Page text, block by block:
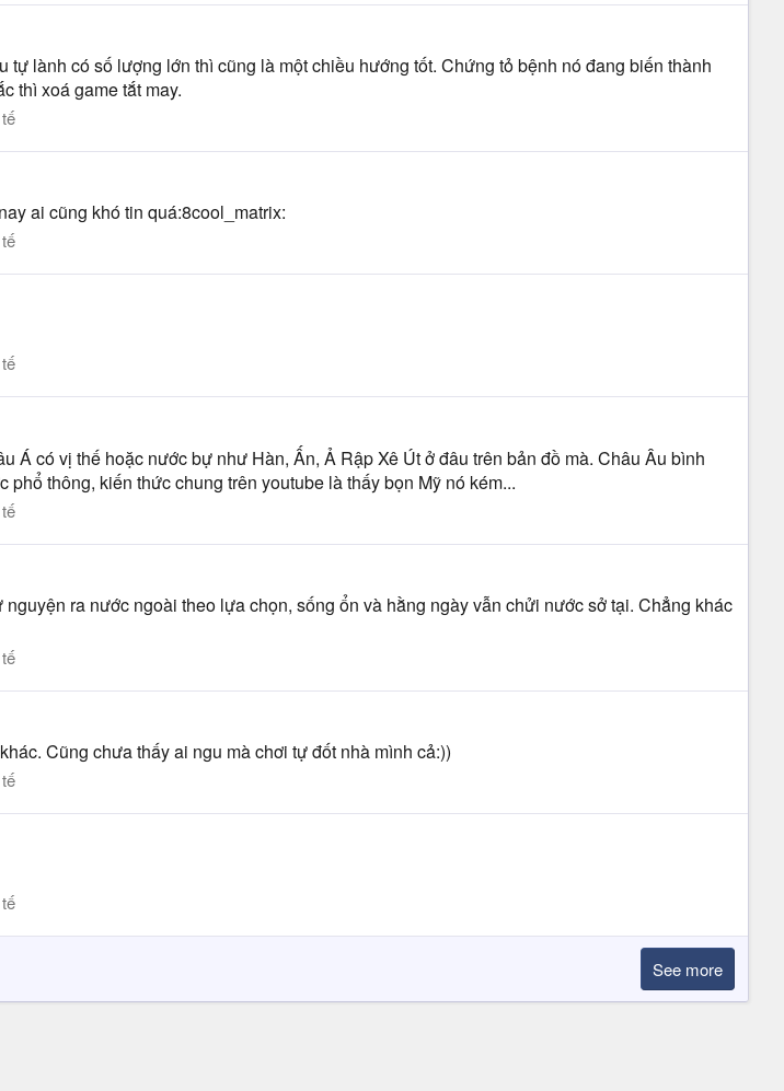
lành có số lượng lớn thì cũng là một chiều hướng tốt. Chứng tỏ bệnh nó đang biến thành
thì xoá game tắt may.
ai cũng khó tin quá:8cool_matrix:
Á có vị thế hoặc nước bự như Hàn, Ấn, Ả Rập Xê Út ở đâu trên bản đồ mà. Châu Âu bình
thông, kiến thức chung trên youtube là thấy bọn Mỹ nó kém...
ra nước ngoài theo lựa chọn, sống ổn và hằng ngày vẫn chửi nước sở tại. Chẳng khác
Cũng chưa thấy ai ngu mà chơi tự đốt nhà mình cả:))
See more